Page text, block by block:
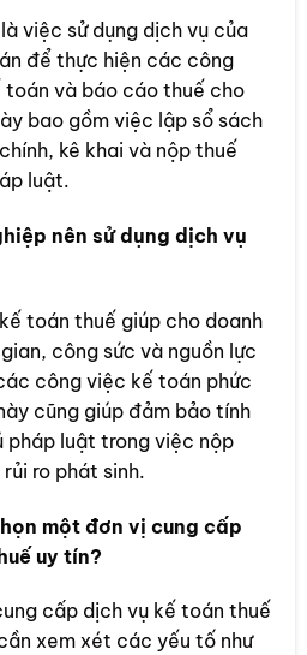
việc sử dụng dịch vụ của
để thực hiện các công
toán và báo cáo thuế cho
bao gồm việc lập sổ sách
kê khai và nộp thuế
luật.
nên sử dụng dịch vụ
toán thuế giúp cho doanh
công sức và nguồn lực
công việc kế toán phức
cũng giúp đảm bảo tính
pháp luật trong việc nộp
ro phát sinh.
một đơn vị cung cấp
uy tín?
cấp dịch vụ kế toán thuế
xem xét các yếu tố như